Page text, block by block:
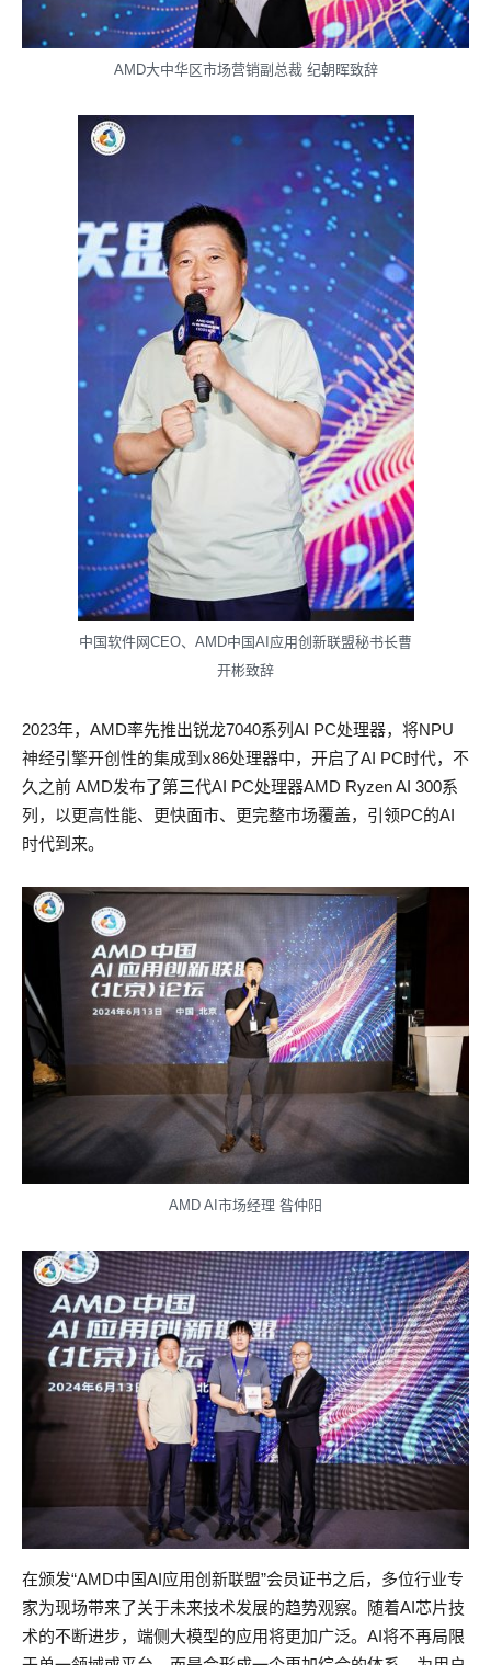
AMD大中华区市场营销副总裁 纪朝晖致辞
中国软件网CEO、AMD中国AI应用创新联盟秘书长曹
开彬致辞
2023年，AMD率先推出锐龙7040系列AI PC处理器，将NPU
神经引擎开创性的集成到x86处理器中，开启了AI PC时代，不
久之前 AMD发布了第三代AI PC处理器AMD Ryzen AI 300系
列，以更高性能、更快面市、更完整市场覆盖，引领PC的AI
时代到来。
AMD AI市场经理 昝仲阳
在颁发“AMD中国AI应用创新联盟”会员证书之后，多位行业专
家为现场带来了关于未来技术发展的趋势观察。随着AI芯片技
术的不断进步，端侧大模型的应用将更加广泛。AI将不再局限